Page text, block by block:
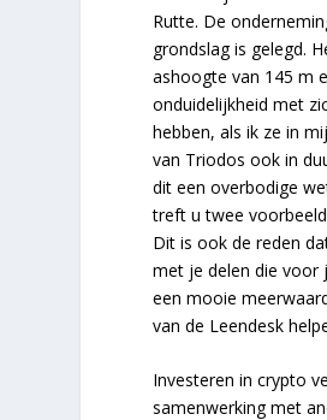
Rutte. De
grondslag is gelegd.
ashoogte van 145 m
onduidelijkheid met
hebben, als ik ze in
van Triodos ook in
dit een overbodige
treft u twee
Dit is ook de reden
met je delen die voor
een mooie
van de Leendesk
Investeren in crypto
samenwerking met